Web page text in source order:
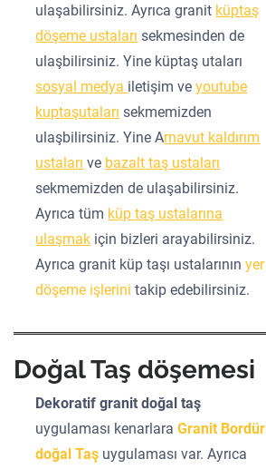
ulaşabilirsiniz. Ayrıca granit küptaş
döşeme ustaları sekmesinden de
ulaşbilirsiniz. Yine küptaş utaları
sosyal medya iletişim veyoutube
kuptaşutaları sekmemizden
ulaşbilirsiniz. Yine Arnavut kaldırım
ustaları ve bazalt taş ustaları
sekmemizden de ulaşabilirsiniz.
Ayrıca tüm küp taş ustalarına
ulaşmak için bizleri arayabilirsiniz.
Ayrıca granit küp taşı ustalarının yer
döşeme işlerini takip edebilirsiniz.
Doğal Taş döşemesi
Dekoratif granit doğal taş
uygulaması kenarlaraGranit Bordür
doğal Taş uygulaması var. Ayrıca